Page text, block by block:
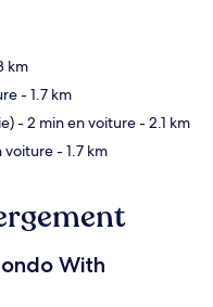
km
- 1.7 km
- 2 min en voiture- 2.1 km
voiture- 1.7 km
With